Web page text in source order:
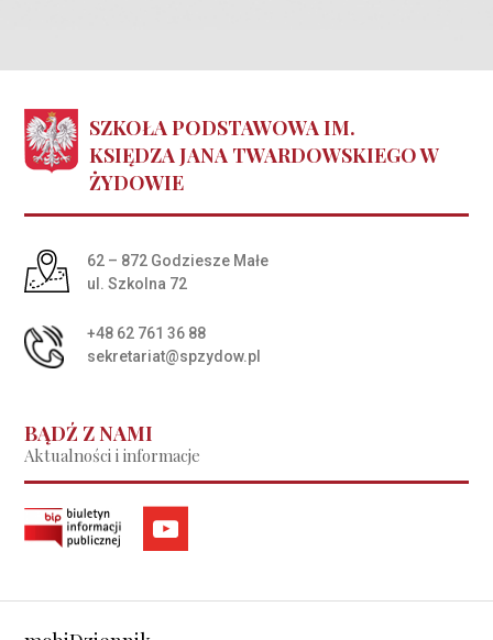
SZKOŁA PODSTAWOWA IM.
KSIĘDZA JANA TWARDOWSKIEGO W
ŻYDOWIE
Adres pocztowy:
62 – 872 Godziesze Małe
ul. Szkolna 72
+48 62 761 36 88
sekretariat@spzydow.pl
BĄDŹ Z NAMI
Aktualności i informacje